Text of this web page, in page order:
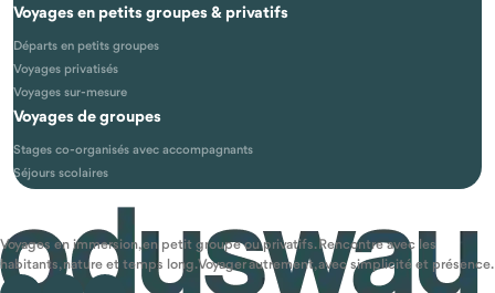
Voyages en petits groupes & privatifs
Départs en petits groupes
Voyages privatisés
Voyages sur-mesure
Voyages de groupes
Stages co-organisés avec accompagnants
Séjours scolaires
Voyages en immersion, en petit groupe ou privatifs. Rencontre avec les
habitants, nature et temps long. Voyager autrement, avec simplicité et présence.